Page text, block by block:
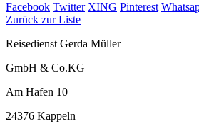
Facebook Twitter XING Pinterest
Zurück zur Liste
Reisedienst Gerda Müller
GmbH & Co.KG
Am Hafen 10
24376 Kappeln